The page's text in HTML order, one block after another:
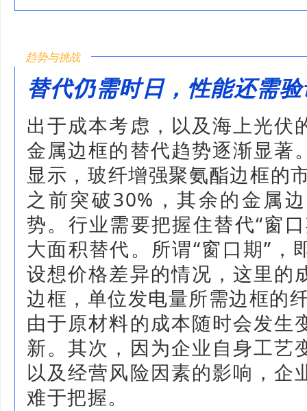
趋势与挑战
替代仍需时日，性能还需
出于成本考虑，以及海上光伏
金属边框的替代趋势逐渐显著
显示，玻纤增强聚氨酯边框的
之前突破30%，其余的金属
势。行业需要把握住替代“窗
大面积替代。所谓“窗口期”，
设想价格差异的情况，这里的
边框，单位发电量所需边框的
由于原材料的成本随时会发生
新。其次，因为企业自身工艺
以及经营风险因素的影响，企
难于把握。